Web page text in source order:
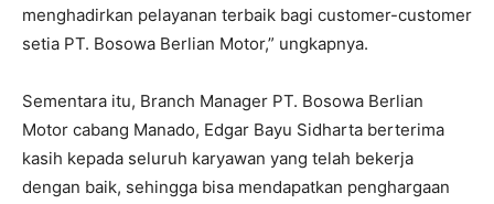
menghadirkan pelayanan terbaik bagi customer-customer
setia PT. Bosowa Berlian Motor,” ungkapnya.
Sementara itu, Branch Manager PT. Bosowa Berlian
Motor cabang Manado, Edgar Bayu Sidharta berterima
kasih kepada seluruh karyawan yang telah bekerja
dengan baik, sehingga bisa mendapatkan penghargaan